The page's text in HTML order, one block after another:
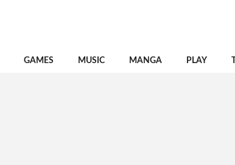
GAMES MUSIC MANGA PLAY